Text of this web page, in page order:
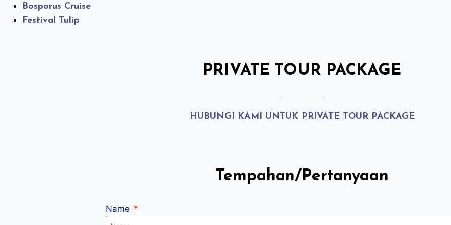
Bosporus Cruise
Festival Tulip
PRIVATE TOUR PACKAGE
HUBUNGI KAMI UNTUK PRIVATE TOUR PACKAGE
Tempahan/Pertanyaan
Name